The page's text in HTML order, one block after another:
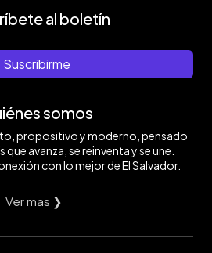
al boletín
Suscribirme
somos
propositivo y moderno, pensado
que avanza, se reinventa y se une.
con lo mejor de El Salvador.
Ver mas ❯